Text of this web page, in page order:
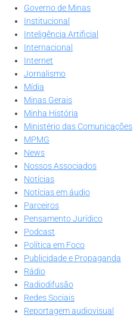
Governo de Minas
Institucional
Inteligência Artificial
Internacional
Internet
Jornalismo
Mídia
Minas Gerais
Minha História
Ministério das Comunicações
MPMG
News
Nossos Associados
Notícias
Notícias em áudio
Parceiros
Pensamento Jurídico
Podcast
Política em Foco
Publicidade e Propaganda
Rádio
Radiodifusão
Redes Sociais
Reportagem audiovisual